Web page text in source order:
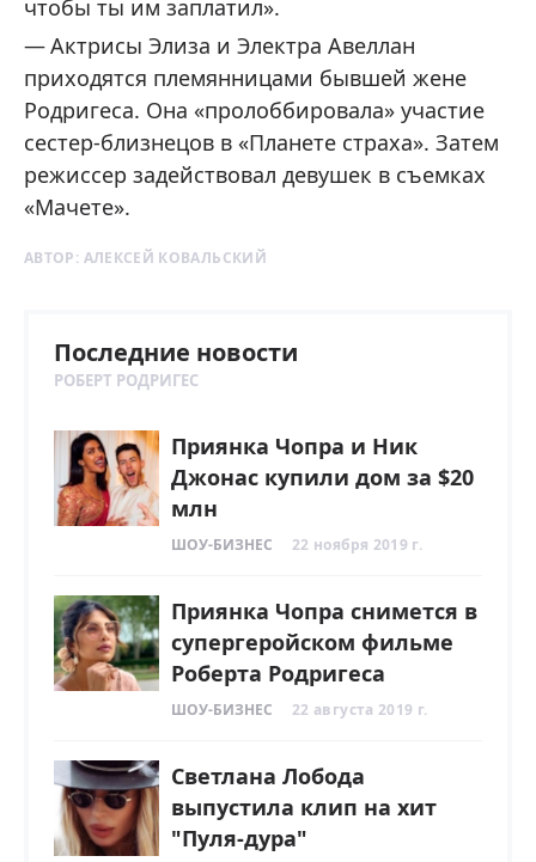
чтобы ты им заплатил».
Актрисы Элиза и Электра Авеллан
приходятся племянницами бывшей жене
Родригеса. Она «пролоббировала» участие
сестер-близнецов в «Планете страха». Затем
режиссер задействовал девушек в съемках
«Мачете».
АВТОР: АЛЕКСЕЙ КОВАЛЬСКИЙ
Последние новости
РОБЕРТ РОДРИГЕС
Приянка Чопра и Ник
Джонас купили дом за $20
млн
ШОУ-БИЗНЕС 22 ноября 2019 г.
Приянка Чопра снимется в
супергеройском фильме
Роберта Родригеса
ШОУ-БИЗНЕС 22 августа 2019 г.
Светлана Лобода
выпустила клип на хит
"Пуля-дура"